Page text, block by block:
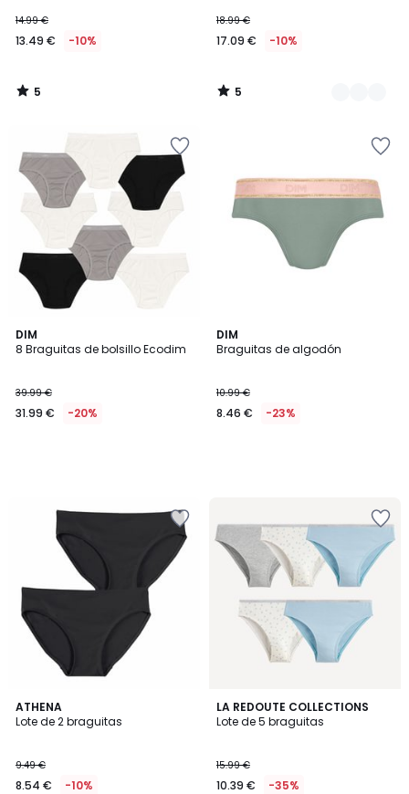
14.99 €
13.49 € -10%
5
/
18.99 €
17.09 € -10%
5
/
DIM
8 Braguitas de bolsillo Ecodim
39.99 €
31.99 € -20%
DIM
Braguitas de algodón
10.99 €
8.46 € -23%
ATHENA
Lote de 2 braguitas
9.49 €
8.54 € -10%
LA REDOUTE COLLECTIONS
Lote de 5 braguitas
15.99 €
10.39 € -35%
4,5
/ 5